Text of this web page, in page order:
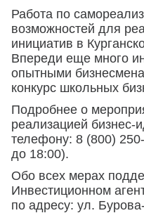
Работа по
возможностей для
инициатив в
Впереди еще много
опытными
конкурс школьных
Подробнее о
реализацией бизнес-
телефону: 8 (800)
до 18:00).
Обо всех мерах
Инвестиционном
по адресу: ул.